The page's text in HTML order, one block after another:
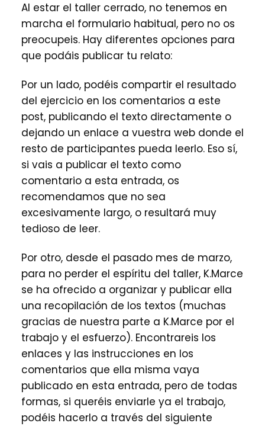
Al estar el taller cerrado, no tenemos en
marcha el formulario habitual, pero no os
preocupeis. Hay diferentes opciones para
que podáis publicar tu relato:
Por un lado, podéis compartir el resultado
del ejercicio en los comentarios a este
post, publicando el texto directamente o
dejando un enlace a vuestra web donde el
resto de participantes pueda leerlo. Eso sí,
si vais a publicar el texto como
comentario a esta entrada, os
recomendamos que no sea
excesivamente largo, o resultará muy
tedioso de leer.
Por otro, desde el pasado mes de marzo,
para no perder el espíritu del taller, K.Marce
se ha ofrecido a organizar y publicar ella
una recopilación de los textos (muchas
gracias de nuestra parte a K.Marce por el
trabajo y el esfuerzo). Encontrareis los
enlaces y las instrucciones en los
comentarios que ella misma vaya
publicado en esta entrada, pero de todas
formas, si queréis enviarle ya el trabajo,
podéis hacerlo a través del siguiente